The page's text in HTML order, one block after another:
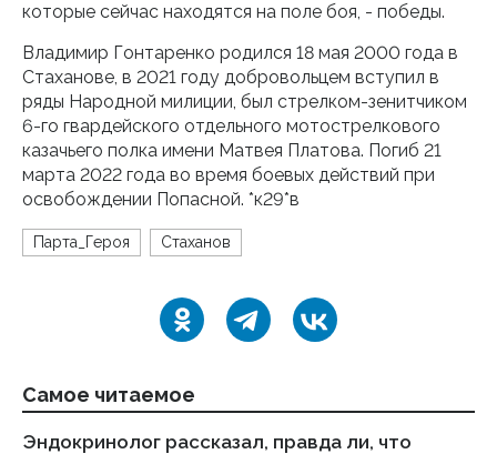
которые сейчас находятся на поле боя, - победы.
Владимир Гонтаренко родился 18 мая 2000 года в
Стаханове, в 2021 году добровольцем вступил в
ряды Народной милиции, был стрелком-зенитчиком
6-го гвардейского отдельного мотострелкового
казачьего полка имени Матвея Платова. Погиб 21
марта 2022 года во время боевых действий при
освобождении Попасной. *к29*в
Парта_Героя Стаханов
Самое читаемое
Эндокринолог рассказал, правда ли, что